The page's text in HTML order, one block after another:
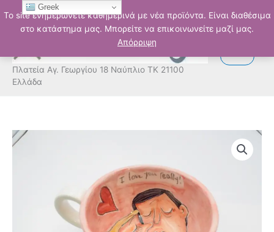
Το site ενημερώνετε καθημερινά με νέα προϊόντα. Είναι διαθέσιμα
στο κατάστημα μας. Μπορείτε να επικοινωνείτε μαζί μας.
Απόρριψη
Μετάβαση
στο
περιεχόμενο
Πλατεία Αγ. Γεωργίου 18 Ναύπλιο ΤΚ 21100
Ελλάδα
Greek